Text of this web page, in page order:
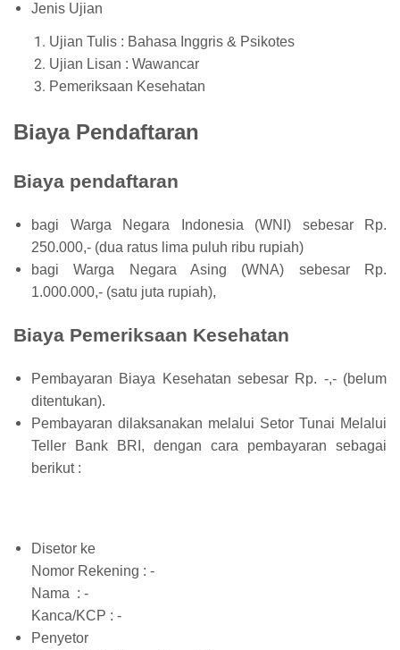
Jenis Ujian
Ujian Tulis : Bahasa Inggris & Psikotes
Ujian Lisan : Wawancar
Pemeriksaan Kesehatan
Biaya Pendaftaran
Biaya pendaftaran
bagi Warga Negara Indonesia (WNI) sebesar Rp.
250.000,- (dua ratus lima puluh ribu rupiah)
bagi Warga Negara Asing (WNA) sebesar Rp.
1.000.000,- (satu juta rupiah),
Biaya Pemeriksaan Kesehatan
Pembayaran Biaya Kesehatan sebesar Rp. -,- (belum
ditentukan).
Pembayaran dilaksanakan melalui Setor Tunai Melalui
Teller Bank BRI, dengan cara pembayaran sebagai
berikut :
Disetor ke
Nomor Rekening : -
Nama : -
Kanca/KCP : -
Penyetor